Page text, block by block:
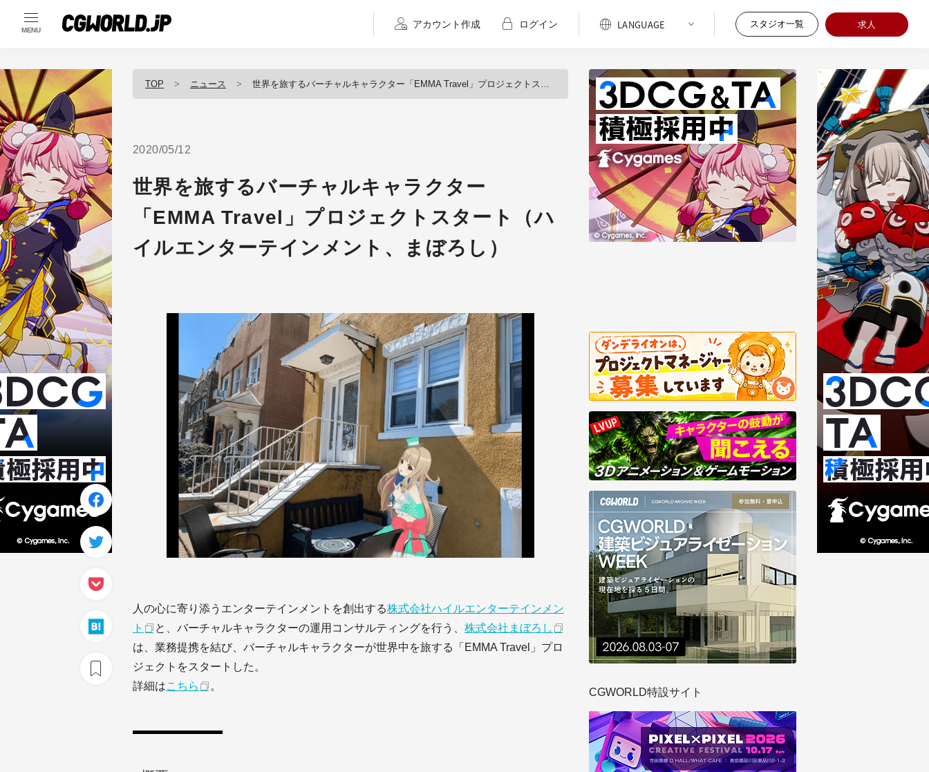
MENU
アカウント作成 ログイン スタジオ一覧 求人
TOP ニュース 世界を旅するバーチャルキャラクター「EMMA Travel」プロジェクトスタート（ハイルエンターテインメント、まぼろし）
2020/05/12
世界を旅するバーチャルキャラクター
「EMMA Travel」プロジェクトスタート（ハ
イルエンターテインメント、まぼろし）
人の心に寄り添うエンターテインメントを創出する株式会社ハイルエンターテインメン
ト
と、バーチャルキャラクターの運用コンサルティングを行う、 株式会社まぼろし
は、業務提携を結び、バーチャルキャラクターが世界中を旅する「EMMA Travel」プロ
ジェクトをスタートした。
詳細はこちら 。
CGWORLD特設サイト